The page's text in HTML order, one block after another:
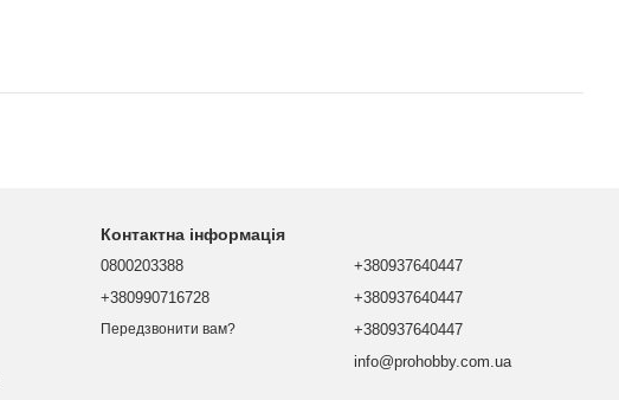
Контактна інформація
0800203388
+380990716728
Передзвонити вам?
+380937640447
+380937640447
+380937640447
info@prohobby.com.ua